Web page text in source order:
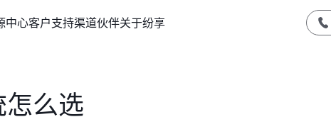
中心客户支持渠道伙伴关于纷享
么选